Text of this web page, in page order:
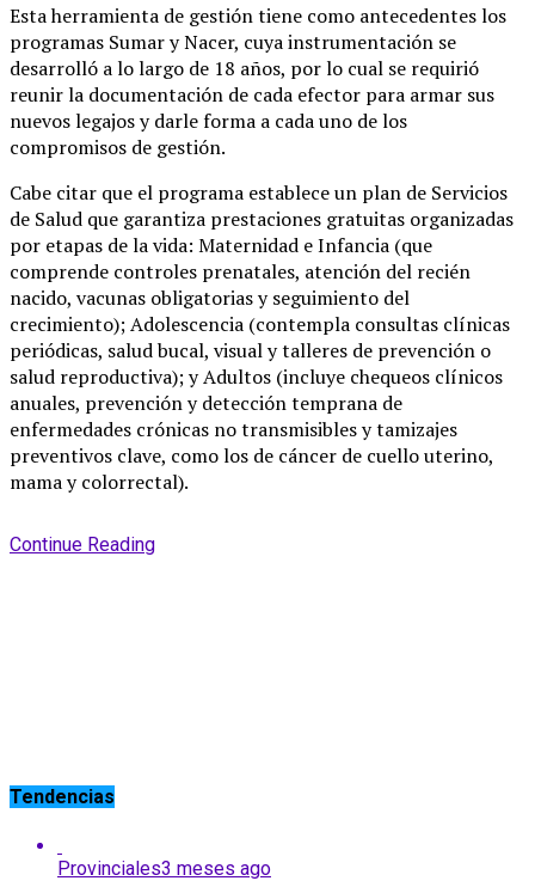
Esta herramienta de gestión tiene como antecedentes los
programas Sumar y Nacer, cuya instrumentación se
desarrolló a lo largo de 18 años, por lo cual se requirió
reunir la documentación de cada efector para armar sus
nuevos legajos y darle forma a cada uno de los
compromisos de gestión.
Cabe citar que el programa establece un plan de Servicios
de Salud que garantiza prestaciones gratuitas organizadas
por etapas de la vida: Maternidad e Infancia (que
comprende controles prenatales, atención del recién
nacido, vacunas obligatorias y seguimiento del
crecimiento); Adolescencia (contempla consultas clínicas
periódicas, salud bucal, visual y talleres de prevención o
salud reproductiva); y Adultos (incluye chequeos clínicos
anuales, prevención y detección temprana de
enfermedades crónicas no transmisibles y tamizajes
preventivos clave, como los de cáncer de cuello uterino,
mama y colorrectal).
Continue Reading
Tendencias
Provinciales3 meses ago